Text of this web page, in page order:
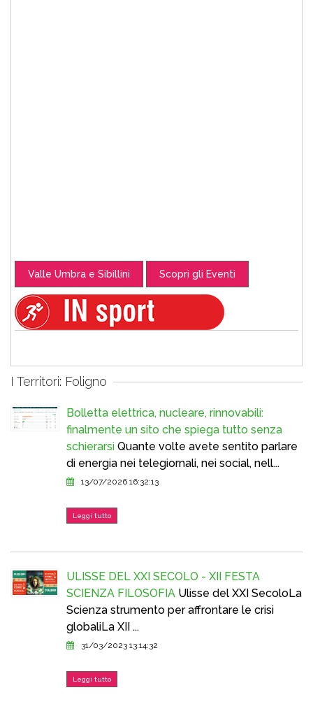
Valle Umbra e Sibillini Scopri gli Eventi
I Territori: Foligno
Bolletta elettrica, nucleare, rinnovabili:
finalmente un sito che spiega tutto senza
schierarsi Quante volte avete sentito parlare
di energia nei telegiornali, nei social, nell...
13/07/2026 16:32:13
Leggi tutto
ULISSE DEL XXI SECOLO - XII FESTA
SCIENZA FILOSOFIA Ulisse del XXI SecoloLa
Scienza strumento per affrontare le crisi
globaliLa XII ...
31/03/2023 13:14:32
Leggi tutto